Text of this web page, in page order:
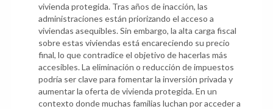
vivienda protegida. Tras años de inacción, las
administraciones están priorizando el acceso a
viviendas asequibles. Sin embargo, la alta carga fiscal
sobre estas viviendas está encareciendo su precio
final, lo que contradice el objetivo de hacerlas más
accesibles. La eliminación o reducción de impuestos
podría ser clave para fomentar la inversión privada y
aumentar la oferta de vivienda protegida. En un
contexto donde muchas familias luchan por acceder a